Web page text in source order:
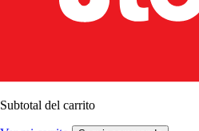
Subtotal del carrito